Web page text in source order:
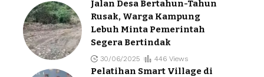
Jalan Desa Bertahun-Tahun
Rusak, Warga Kampung
Lebuh Minta Pemerintah
Segera Bertindak
30/06/2025 446 Views
Pelatihan Smart Village di